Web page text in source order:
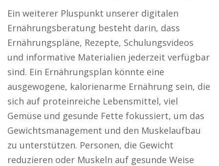
Ein weiterer Pluspunkt unserer digitalen
Ernährungsberatung besteht darin, dass
Ernährungspläne, Rezepte, Schulungsvideos
und informative Materialien jederzeit verfügbar
sind. Ein Ernährungsplan könnte eine
ausgewogene, kalorienarme Ernährung sein, die
sich auf proteinreiche Lebensmittel, viel
Gemüse und gesunde Fette fokussiert, um das
Gewichtsmanagement und den Muskelaufbau
zu unterstützen. Personen, die Gewicht
reduzieren oder Muskeln auf gesunde Weise